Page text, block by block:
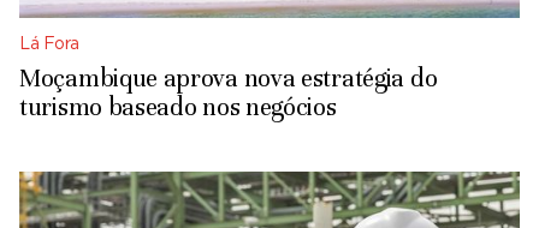
Lá Fora
Moçambique aprova nova estratégia do
turismo baseado nos negócios